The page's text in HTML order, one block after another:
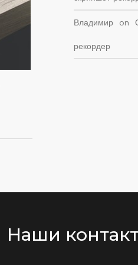
Владимир on
рекордер
Наши